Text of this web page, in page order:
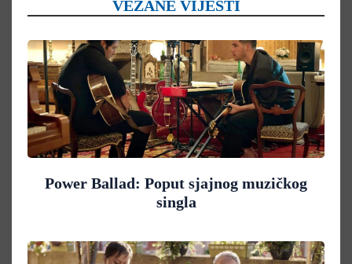
VEZANE VIJESTI
Power Ballad: Poput sjajnog muzičkog
singla